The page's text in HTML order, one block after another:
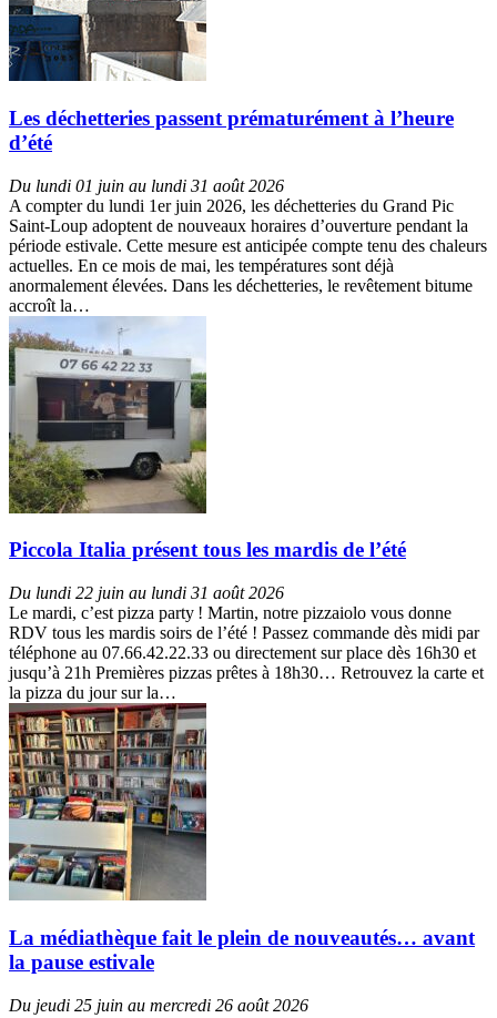
Les déchetteries passent prématurément à l’heure
d’été
Du lundi 01 juin au lundi 31 août 2026
A compter du lundi 1er juin 2026, les déchetteries du Grand Pic
Saint-Loup adoptent de nouveaux horaires d’ouverture pendant la
période estivale. Cette mesure est anticipée compte tenu des chaleurs
actuelles. En ce mois de mai, les températures sont déjà
anormalement élevées. Dans les déchetteries, le revêtement bitume
accroît la…
Piccola Italia présent tous les mardis de l’été
Du lundi 22 juin au lundi 31 août 2026
Le mardi, c’est pizza party ! Martin, notre pizzaiolo vous donne
RDV tous les mardis soirs de l’été ! Passez commande dès midi par
téléphone au 07.66.42.22.33 ou directement sur place dès 16h30 et
jusqu’à 21h Premières pizzas prêtes à 18h30… Retrouvez la carte et
la pizza du jour sur la…
La médiathèque fait le plein de nouveautés… avant
la pause estivale
Du jeudi 25 juin au mercredi 26 août 2026